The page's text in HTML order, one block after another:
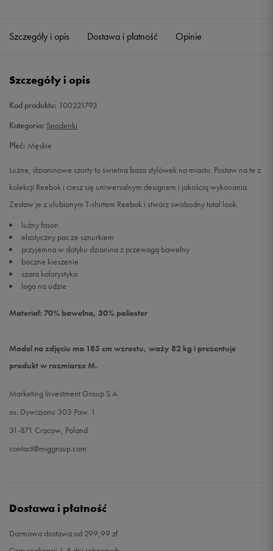
Szczegóły i opis Dostawa i płatność Opinie
Szczegóły i opis
Kod produktu: 100221793
Kategoria: Spodenki
Płeć: Męskie
Luźne, dzianinowe szorty to świetna baza stylówek na miasto. Postaw na te z
kolekcji Reebok i ciesz się uniwersalnym designem i jakością wykonania.
Zestaw je z ulubionym T-shirtem Reebok i stwórz swobodny total look.
luźny fason
elastyczny pas ze sznurkiem
przyjemna w dotyku dzianina z przewagą bawełny
boczne kieszenie
szara kolorystyka
logo na udzie
Materiał: 70% bawełna, 30% poliester
Model na zdjęciu ma 185 cm wzrostu, waży 82 kg i prezentuje
produkt w rozmiarze M.
Marketing Investment Group S.A.
os. Dywizjonu 303 Paw. 1
31-871 Cracow, Poland
contact@miggroup.com
Dostawa i płatność
Darmowa dostawa od 299,99 zł